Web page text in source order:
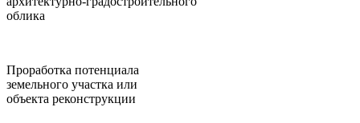
облика
Проработка потенциала
земельного участка или
объекта реконструкции